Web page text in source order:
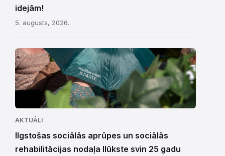
idejām!
5. augusts, 2026.
AKTUĀLI
Ilgstošas sociālās aprūpes un sociālās
rehabilitācijas nodaļa Ilūkste svin 25 gadu